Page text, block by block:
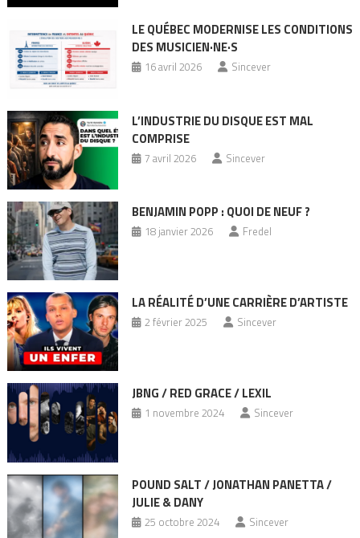
LE QUÉBEC MODERNISE LES CONDITIONS
DES MUSICIEN·NE·S
16 avril 2026 Sincever
L’INDUSTRIE DU DISQUE EST MAL
COMPRISE
7 avril 2026 Sincever
BENJAMIN POPP : QUOI DE NEUF ?
18 janvier 2026 Fredel
LA RÉALITÉ D’UNE CARRIÈRE D’ARTISTE
2 février 2025 Sincever
JBNG / RED GRACE / LEXIL
1 novembre 2024 Sincever
POUND SALT / JONATHAN PANETTA /
JULIE & DANY
25 octobre 2024 Sincever